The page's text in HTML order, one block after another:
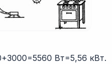
Вт=5,56 кВт.